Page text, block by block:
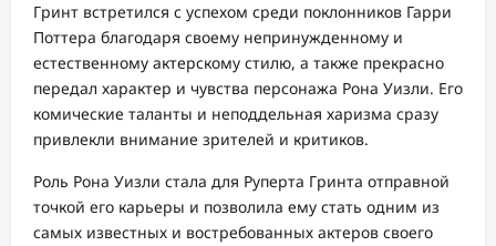
Гринт встретился с успехом среди поклонников Гарри
Поттера благодаря своему непринужденному и
естественному актерскому стилю, а также прекрасно
передал характер и чувства персонажа Рона Уизли. Его
комические таланты и неподдельная харизма сразу
привлекли внимание зрителей и критиков.
Роль Рона Уизли стала для Руперта Гринта отправной
точкой его карьеры и позволила ему стать одним из
самых известных и востребованных актеров своего